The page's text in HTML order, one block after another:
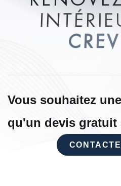
INTÉRIE
CREV
Vous souhaitez
qu'un devis gratuit